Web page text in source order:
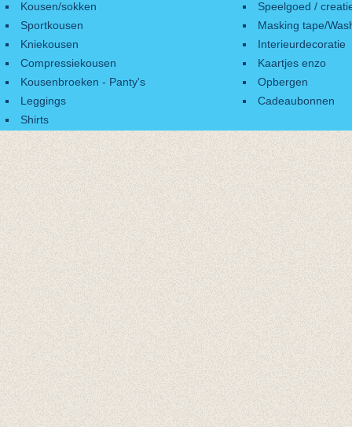
Kousen/sokken
Sportkousen
Kniekousen
Compressiekousen
Kousenbroeken - Panty's
Leggings
Shirts
Speelgoed /
Masking tape/
Interieurdecoratie
Kaartjes enzo
Opbergen
Cadeaubonnen